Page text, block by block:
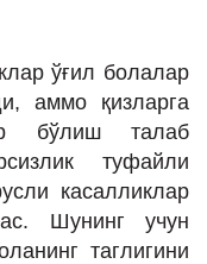
ўғил болалар
аммо қизларга
бўлиш талаб
туфайли
касалликлар
Шунинг учун
таглигини